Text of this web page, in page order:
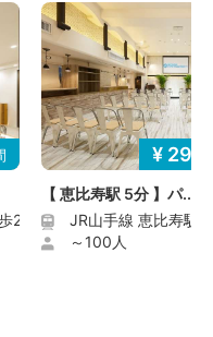
ず閉めてご利用下さ
煙、行列や人溜まりな
いようにお願い致しま
された場合でも、ご利
ますのでご了承くださ
承諾無しに無断で会議
者へ転貸することは
2分
¥
【 恵比寿駅 5分 】パ...
JR山手線 恵比寿駅
～100人